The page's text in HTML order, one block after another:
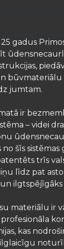
gadus
būvmateriālu
jumtam.
ir
– videi
no šīs
trīs
līdz pat
materiālu ir
kas